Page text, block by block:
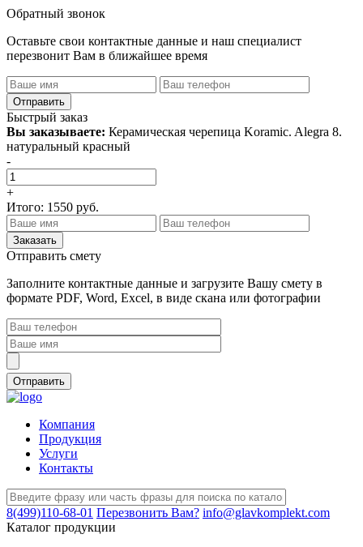
Обратный звонок
Оставьте свои контактные данные и наш специалист
перезвонит Вам в ближайшее время
Быстрый заказ
Вы заказываете: Керамическая черепица Koramic. Alegra 8.
натуральный красный
-
+
Итого: 1550 руб.
Отправить смету
Заполните контактные данные и загрузите Вашу смету в
формате PDF, Word, Excel, в виде скана или фотографии
Компания
Продукция
Услуги
Контакты
8(499)110-68-01 Перезвонить Вам? info@glavkomplekt.com
Каталог продукции